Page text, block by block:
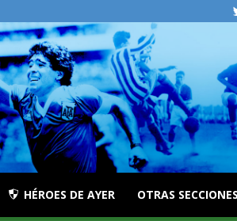
HÉROES DE AYER OTRAS SECCIONES